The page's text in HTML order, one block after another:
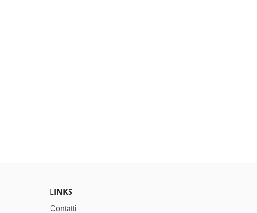
LINKS
Contatti